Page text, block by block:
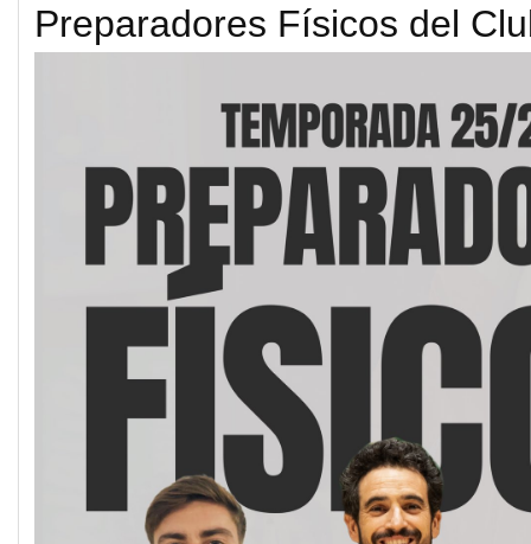
Preparadores Físicos del